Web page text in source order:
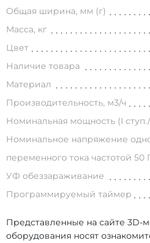
Общая ширина, мм (г)
Масса, кг
Цвет
Наличие товара
Материал
Производительность, м3/ч
Номинальная мощность (I ступ./
Номинальное напряжение
переменного тока частотой 50
УФ обеззараживание
Программируемый таймер
Представленные на сайте 3D-
оборудования носят